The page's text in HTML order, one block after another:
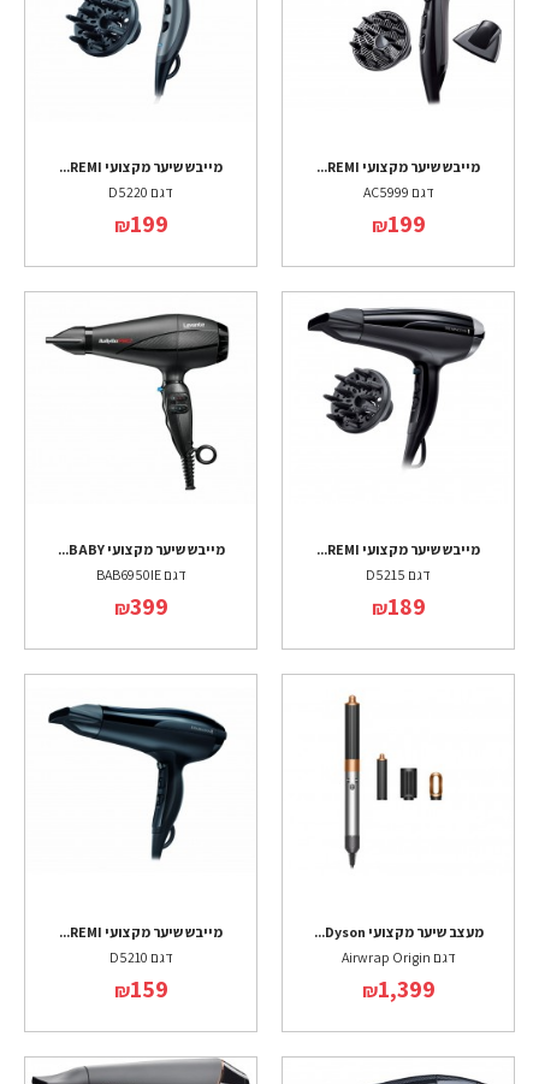
מייבש שיער מקצועי REMI...
דגם AC5999
₪199
מייבש שיער מקצועי REMI...
דגם D5220
₪199
מייבש שיער מקצועי REMI...
דגם D5215
₪189
מייבש שיער מקצועי BABY...
דגם BAB6950IE
₪399
מעצב שיער מקצועי Dyson...
דגם Airwrap Origin
₪1,399
מייבש שיער מקצועי REMI...
דגם D5210
₪159